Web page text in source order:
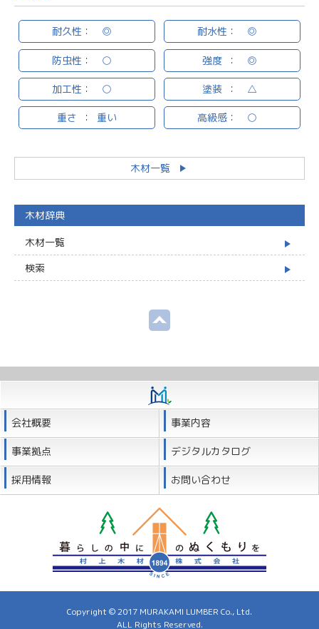
耐久性 ： ◎ 耐水性 ： ◎
防虫性 ： ○ 強度 ： ◎
加工性 ： ○ 塗装 ： △
重さ ： 重い 高級感： ○
木材一覧
木材辞典
木材一覧
検索
会社概要 事業内容
事業拠点 デジタルカタログ
採用情報 お問い合わせ
Copyright © 2017 MURAKAMI LUMBER Co., Ltd.
ALL Rights Reserved.